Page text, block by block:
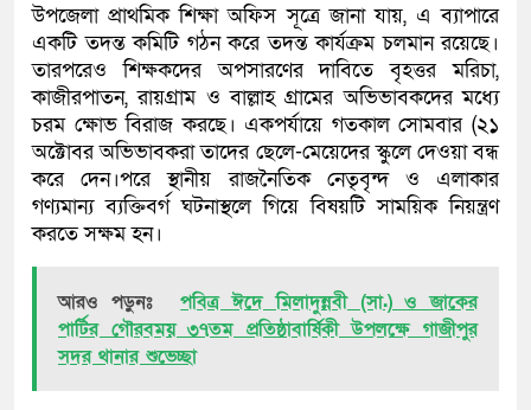
উপজেলা প্রাথমিক শিক্ষা অফিস সূত্রে জানা যায়, এ ব্যাপারে
একটি তদন্ত কমিটি গঠন করে তদন্ত কার্যক্রম চলমান রয়েছে।
তারপরেও শিক্ষকদের অপসারণের দাবিতে বৃহত্তর মরিচা,
কাজীরপাতন, রায়গ্রাম ও বাল্লাহ গ্রামের অভিভাবকদের মধ্যে
চরম ক্ষোভ বিরাজ করছে। একপর্যায়ে গতকাল সোমবার (২১
অক্টোবর অভিভাবকরা তাদের ছেলে-মেয়েদের স্কুলে দেওয়া বন্ধ
করে দেন।পরে স্থানীয় রাজনৈতিক নেতৃবৃন্দ ও এলাকার
গণ্যমান্য ব্যক্তিবর্গ ঘটনাস্থলে গিয়ে বিষয়টি সাময়িক নিয়ন্ত্রণ
করতে সক্ষম হন।
আরও পড়ুনঃ
পবিত্র ঈদে মিলাদুন্নবী (সা.) ও জাকের
পার্টির গৌরবময় ৩৭তম প্রতিষ্ঠাবার্ষিকী উপলক্ষে গাজীপুর
সদর থানার শুভেচ্ছা